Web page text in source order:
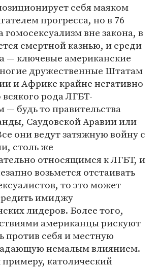
себя маяком
прогресса, но в 76
гомосексуализм вне закона, в
смертной казнью, и среди
— ключевые американские
дружественные Штатам
и Африке крайне негативно
всякого рода ЛГБТ-
будь то правительства
Саудовской Аравии или
они ведут затяжную войну с
столь же
относящимся к ЛГБТ, и
возьмется отстаивать
то это может
имиджу
лидеров. Более того,
американцы рискуют
против себя и местную
немалым влиянием.
католический